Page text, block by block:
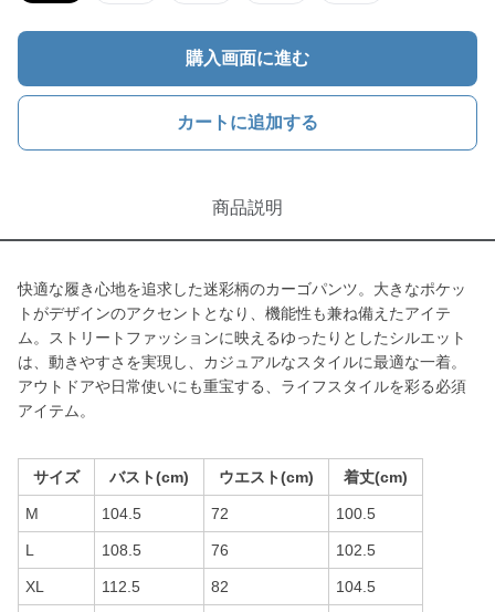
購入画面に進む
カートに追加する
商品説明
快適な履き心地を追求した迷彩柄のカーゴパンツ。大きなポケッ
トがデザインのアクセントとなり、機能性も兼ね備えたアイテ
ム。ストリートファッションに映えるゆったりとしたシルエット
は、動きやすさを実現し、カジュアルなスタイルに最適な一着。
アウトドアや日常使いにも重宝する、ライフスタイルを彩る必須
アイテム。
サイズ バスト(cm) ウエスト(cm) 着丈(cm)
M 104.5 72 100.5
L 108.5 76 102.5
XL 112.5 82 104.5